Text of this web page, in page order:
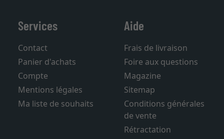
Services
Contact
Panier d'achats
Compte
Mentions légales
Ma liste de souhaits
Aide
Frais de livraison
Foire aux questions
Magazine
Sitemap
Conditions générales
de vente
Rétractation